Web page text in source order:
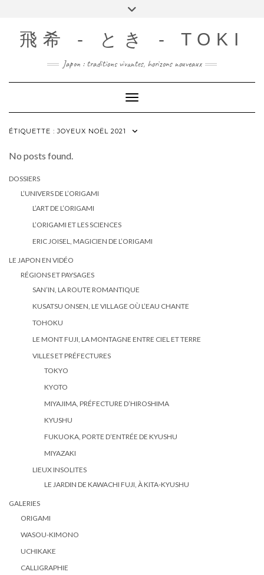
content飛希 - とき - TOKI
Japon : traditions vivantes, horizons nouveaux
Toggle Navigation
ÉTIQUETTE :JOYEUX NOËL 2021
No posts found.
DOSSIERS
L’UNIVERS DE L’ORIGAMI
L’ART DE L’ORIGAMI
L’ORIGAMI ET LES SCIENCES
ERIC JOISEL, MAGICIEN DE L’ORIGAMI
LE JAPON EN VIDÉO
RÉGIONS ET PAYSAGES
SAN’IN, LA ROUTE ROMANTIQUE
KUSATSU ONSEN, LE VILLAGE OÙ L’EAU CHANTE
TOHOKU
LE MONT FUJI, LA MONTAGNE ENTRE CIEL ET TERRE
VILLES ET PRÉFECTURES
TOKYO
KYOTO
MIYAJIMA, PRÉFECTURE D’HIROSHIMA
KYUSHU
FUKUOKA, PORTE D’ENTRÉE DE KYUSHU
MIYAZAKI
LIEUX INSOLITES
LE JARDIN DE KAWACHI FUJI, À KITA-KYUSHU
GALERIES
ORIGAMI
WASOU-KIMONO
UCHIKAKE
CALLIGRAPHIE